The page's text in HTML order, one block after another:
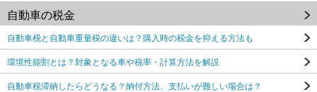
自動車の税金
自動車税と自動車重量税の違いは？購入時の税金を抑える方法も
環境性能割とは？対象となる車や税率・計算方法を解説
自動車税滞納したらどうなる？納付方法、支払いが難しい場合は？